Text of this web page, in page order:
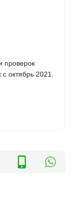
проверок
октябрь 2021.